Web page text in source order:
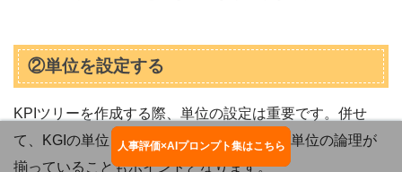
②単位を設定する
KPIツリーを作成する際、単位の設定は重要です。併せ
て、KGIの単位とブレイクダウンしたKPIの単位の論理が
揃っていることもポイントとなります。
お役立ち資料ダウンロード
人事評価×AIプロンプト集はこちら